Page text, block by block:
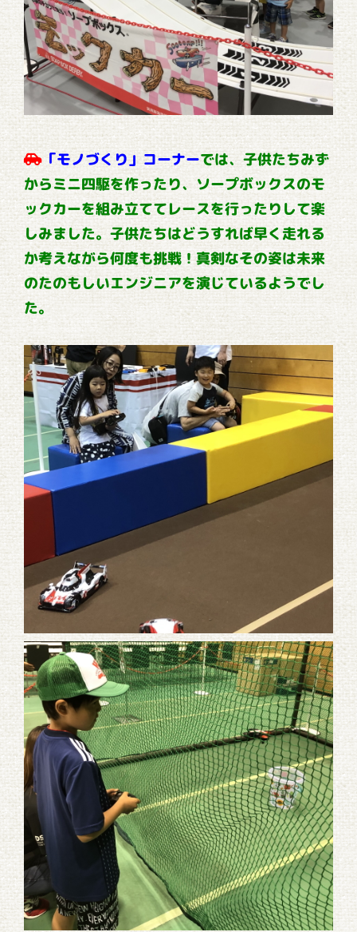
「モノづくり」コーナーでは、子供たちみず
からミニ四駆を作ったり、ソープボックスのモ
ックカーを組み立ててレースを行ったりして楽
しみました。子供たちはどうすれば早く走れる
か考えながら何度も挑戦！真剣なその姿は未来
のたのもしいエンジニアを演じているようでし
た。